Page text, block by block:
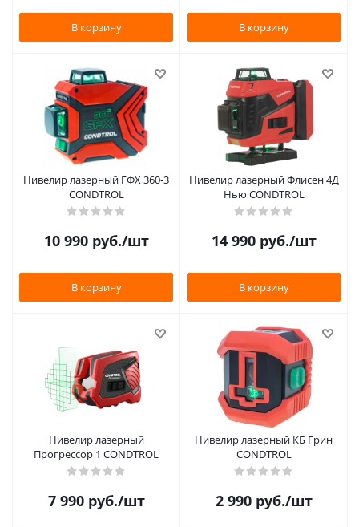
В корзину В корзину
Нивелир лазерный ГФХ 360-3
CONDTROL
10 990руб./шт
В корзину
Нивелир лазерный Флисен 4Д
Нью CONDTROL
14 990руб./шт
В корзину
Нивелир лазерный
Прогрессор 1 CONDTROL
7 990руб./шт
Нивелир лазерный КБ Грин
CONDTROL
2 990руб./шт